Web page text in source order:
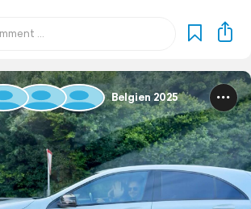
Belgien 2025